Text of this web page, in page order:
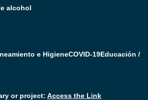
alcohol
e HigieneCOVID-19Educación /
or project: Access the Link